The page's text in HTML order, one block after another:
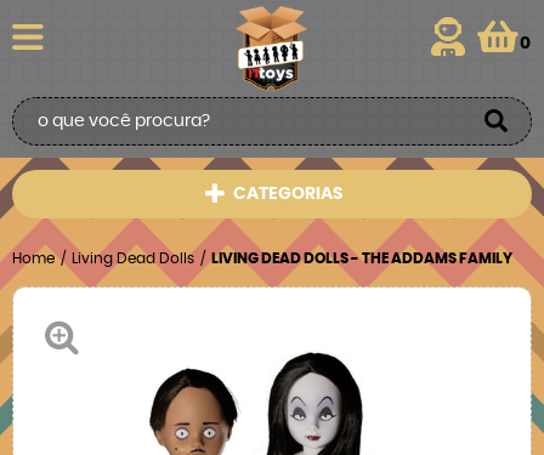
0
CATEGORIAS
Home Living Dead Dolls LIVING DEAD DOLLS - THE ADDAMS FAMILY